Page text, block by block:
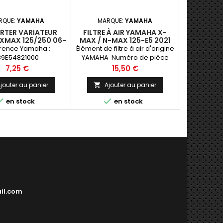
YAMAHA
VARIATEUR
125/250 06-
20Yamaha :
Prix
7,25 €
au panier
en stock
MARQUE: YAMAHA
FILTRE À AIR YAMAHA X-
MAX / N-MAX 125-E5 2021
Élément de filtre à air d'origine
YAMAHA Numéro de pièce
Yamaha : B6HE44510000
Prix
15,50 €
 Ajouter au panier
 en stock
KIT
MAX 125
Kit
125 E2-E4

